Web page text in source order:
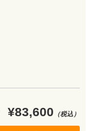
¥83,600 （税込）